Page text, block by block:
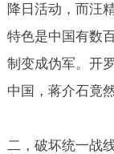
降日活动，而汪
特色是中国有数
制变成伪军。开
中国，蒋介石竟
二，破坏统一战